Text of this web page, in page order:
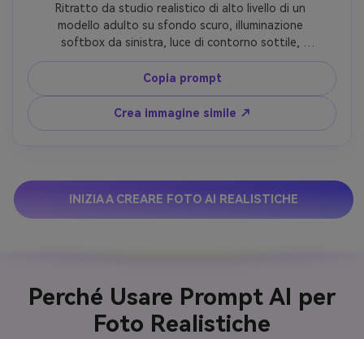
Ritratto da studio realistico di alto livello di un
modello adulto su sfondo scuro, illuminazione
softbox da sinistra, luce di contorno sottile,
obiettivo 85mm, texture cutanea dettagliata, pori
realistici, posa naturale, fotografia da rivista
Copia prompt
Crea immagine simile ↗
INIZIA A CREARE FOTO AI REALISTICHE
Perché Usare Prompt AI per
Foto Realistiche